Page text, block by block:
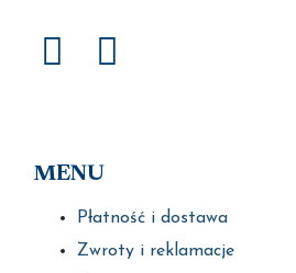
MENU
Płatność i dostawa
Zwroty i reklamacje